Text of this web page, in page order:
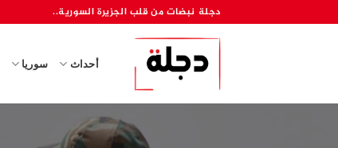
للمحتوى
دجلة نبضات من قلب الجزيرة السورية..
أحداث سوريا